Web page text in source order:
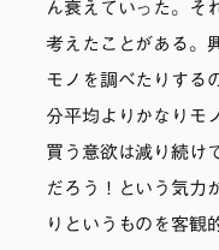
ん衰えていった。そ
考えたことがある。
モノを調べたりする
分平均よりかなりモ
買う意欲は減り続け
だろう！という気力
りというものを客観